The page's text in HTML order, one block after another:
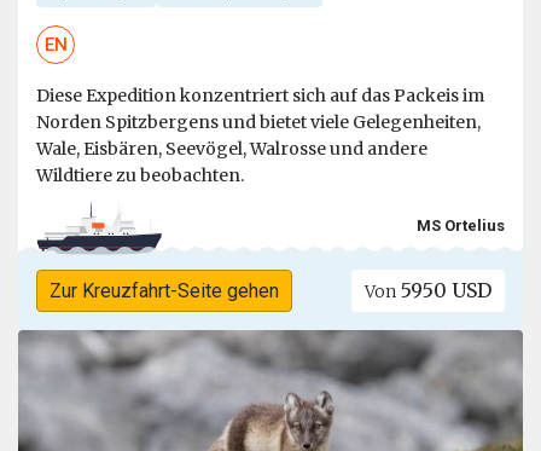
EN
Diese Expedition konzentriert sich auf das Packeis im
Norden Spitzbergens und bietet viele Gelegenheiten,
Wale, Eisbären, Seevögel, Walrosse und andere
Wildtiere zu beobachten.
MS Ortelius
Zur Kreuzfahrt-Seite gehen Von 5950 USD